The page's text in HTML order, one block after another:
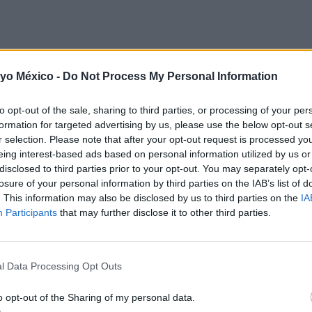
México - Do Not Process My Personal Information
opt-out of the sale, sharing to third parties, or processing of your
for targeted advertising by us, please use the below opt-out
selection. Please note that after your opt-out request is processed
interest-based ads based on personal information utilized by us
to third parties prior to your opt-out. You may separately
of your personal information by third parties on the IAB’s list of
This information may also be disclosed by us to third parties on the
Participants that may further disclose it to other third parties.
Data Processing Opt Outs
opt-out of the Sharing of my personal data.
causada por la bacteria Bordetella pertussis. Se
infectada tose o estornuda.
o una tos persistente, pero en los bebés puede
pueden contagiar a los recién nacidos sin saber que
son los más expuestos, ya que su sistema inmunológico
Entre las complicaciones que puede provocar la
unos segundos